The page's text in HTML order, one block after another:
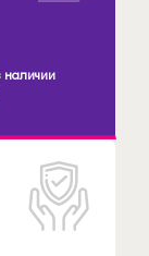
наличии